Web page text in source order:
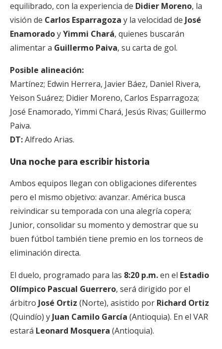
equilibrado, con la experiencia de Didier Moreno, la
visión de Carlos Esparragoza y la velocidad de José
EnamoradoyYimmi Chará, quienes buscarán
alimentar a Guillermo Paiva, su carta de gol.
Posible alineación:
Martínez; Edwin Herrera, Javier Báez, Daniel Rivera,
Yeison Suárez; Didier Moreno, Carlos Esparragoza;
José Enamorado, Yimmi Chará, Jesús Rivas; Guillermo
Paiva.
DT:Alfredo Arias.
Una noche para escribir historia
Ambos equipos llegan con obligaciones diferentes
pero el mismo objetivo: avanzar. América busca
reivindicar su temporada con una alegría copera;
Junior, consolidar su momento y demostrar que su
buen fútbol también tiene premio en los torneos de
eliminación directa.
El duelo, programado para las 8:20 p.m.en el Estadio
Olímpico Pascual Guerrero, será dirigido por el
árbitro José Ortiz (Norte), asistido por Richard Ortiz
(Quindío) y Juan Camilo García (Antioquia). En el VAR
estará Leonard Mosquera (Antioquia).